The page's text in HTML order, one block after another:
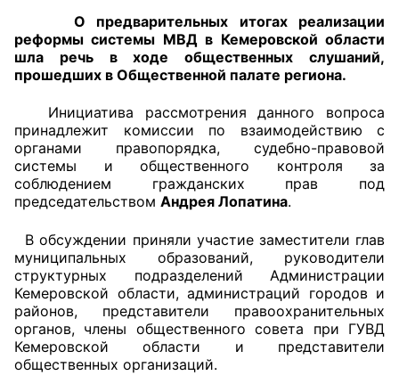
+7 (3842) 58-82-40
OPKO42@BK.RU
ОБРАТНАЯ СВЯЗЬ
Главная
Общественные советы
Общественные советы при территориальных
органах федеральных органов
исполнительной власти
О предварительных итогах реализации
реформы системы МВД в Кемеровской области
шла речь в ходе общественных слушаний,
прошедших в Общественной палате региона.
Инициатива рассмотрения данного вопроса
принадлежит комиссии по взаимодействию с
органами правопорядка, судебно-правовой
системы и общественного контроля за
соблюдением гражданских прав под
председательством Андрея Лопатина.
В обсуждении приняли участие заместители глав
муниципальных образований, руководители
структурных подразделений Администрации
Кемеровской области, администраций городов и
районов, представители правоохранительных
органов, члены общественного совета при ГУВД
Кемеровской области и представители
общественных организаций.